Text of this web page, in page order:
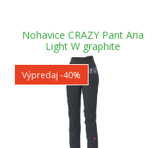
Nohavice CRAZY Pant Aria
Light W graphite
Výpredaj -40%